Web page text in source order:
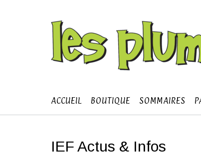
ACCUEIL BOUTIQUE SOMMAIRES
IEF Actus & Infos